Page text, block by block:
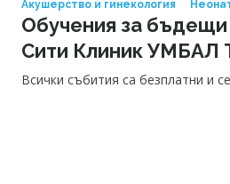
Акушерство и гинекология
Обучения за
Сити Клиник УМБАЛ
Всички събития са безплатни и